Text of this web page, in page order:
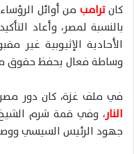
كانترامب من أوائل
بالنسبة لمصر، وأعاد
الأحادية الإثيوبية غير
وساطة فعال يحفظ حقوق
في ملف غزة، كان دور
النار
جهود الرئيس السيسي